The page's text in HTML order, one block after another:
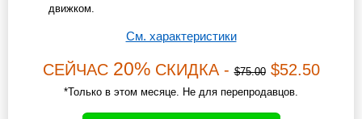
движком.
См. характеристики
СЕЙЧАС 20%СКИДКА -$75.00$52.50
*Только в этом месяце. Не для перепродавцов.